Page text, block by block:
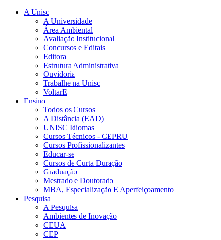
A Unisc
A Universidade
Área Ambiental
Avaliação Institucional
Concursos e Editais
Editora
Estrutura Administrativa
Ouvidoria
Trabalhe na Unisc
VoltarE
Ensino
Todos os Cursos
A Distância (EAD)
UNISC Idiomas
Cursos Técnicos - CEPRU
Cursos Profissionalizantes
Educar-se
Cursos de Curta Duração
Graduação
Mestrado e Doutorado
MBA, Especialização E Aperfeiçoamento
Pesquisa
A Pesquisa
Ambientes de Inovação
CEUA
CEP